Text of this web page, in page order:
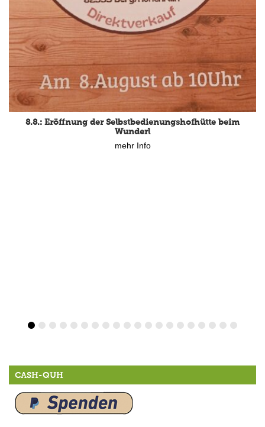
8.8.: Eröffnung der Selbstbedienungshofhütte beim
Wunderl
mehr Info
CASH-QUH